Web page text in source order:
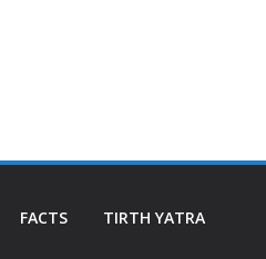
FACTS TIRTH YATRA